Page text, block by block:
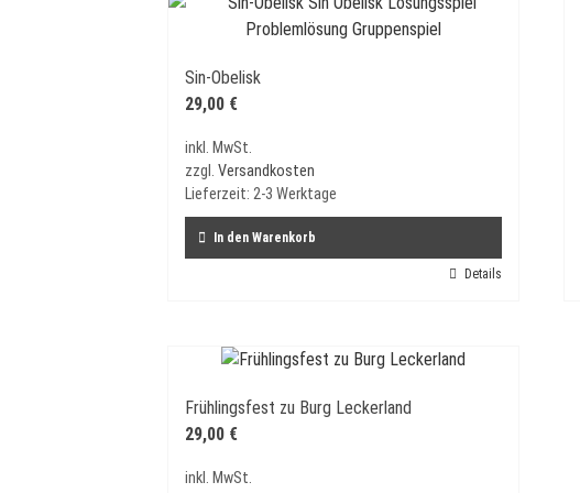
Sin-Obelisk
29,00 €
inkl. MwSt.
zzgl. Versandkosten
Lieferzeit: 2-3 Werktage
In den Warenkorb
Details
Frühlingsfest zu Burg Leckerland
29,00 €
inkl. MwSt.